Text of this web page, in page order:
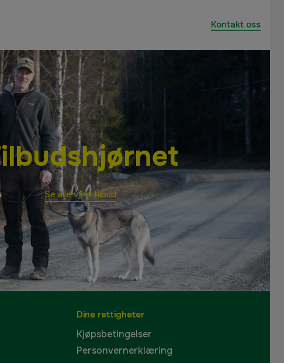
Kontakt oss
Se alle våre tilbud
Dine rettigheter
Kjøpsbetingelser
Personvernerklæring